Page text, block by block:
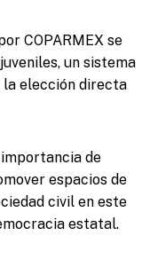
COPARMEX se
un sistema
elección directa
de
espacios de
civil en este
estatal.